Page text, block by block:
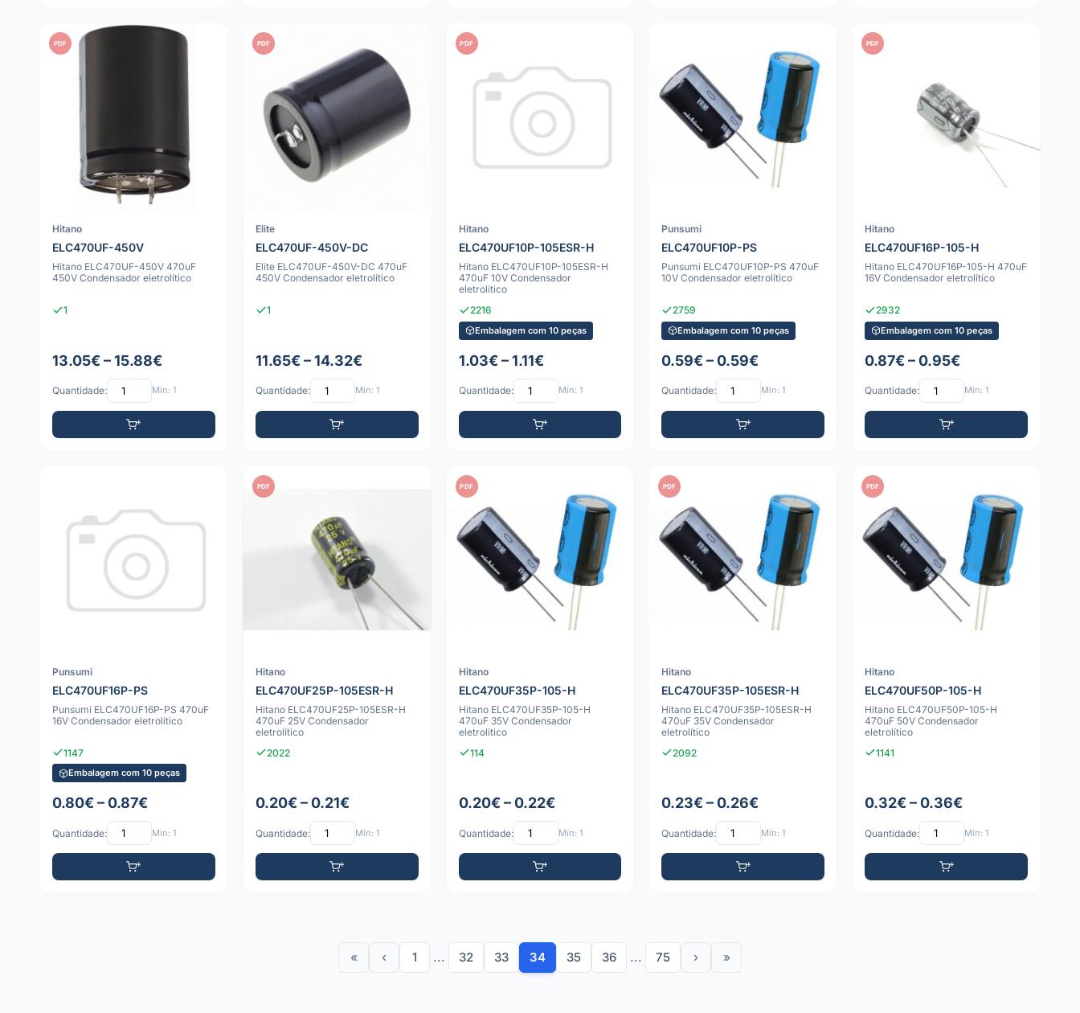
PDF
Hitano
ELC470UF-450V
Hitano ELC470UF-450V 470uF
450V Condensador eletrolítico
1
13.05€ – 15.88€
Quantidade: Mín: 1
PDF
Elite
ELC470UF-450V-DC
Elite ELC470UF-450V-DC 470uF
450V Condensador eletrolítico
1
11.65€ – 14.32€
Quantidade: Mín: 1
PDF
Hitano
ELC470UF10P-105ESR-H
Hitano ELC470UF10P-105ESR-H
470uF 10V Condensador
eletrolítico
2216
Embalagem com 10 peças
1.03€ – 1.11€
Quantidade: Mín: 1
Punsumi
ELC470UF10P-PS
Punsumi ELC470UF10P-PS 470uF
10V Condensador eletrolítico
2759
Embalagem com 10 peças
0.59€ – 0.59€
Quantidade: Mín: 1
PDF
Hitano
ELC470UF16P-105-H
Hitano ELC470UF16P-105-H 470uF
16V Condensador eletrolítico
2932
Embalagem com 10 peças
0.87€ – 0.95€
Quantidade: Mín: 1
Punsumi
ELC470UF16P-PS
Punsumi ELC470UF16P-PS 470uF
16V Condensador eletrolítico
1147
Embalagem com 10 peças
0.80€ – 0.87€
Quantidade: Mín: 1
PDF
Hitano
ELC470UF25P-105ESR-H
Hitano ELC470UF25P-105ESR-H
470uF 25V Condensador
eletrolítico
2022
0.20€ – 0.21€
Quantidade: Mín: 1
PDF
Hitano
ELC470UF35P-105-H
Hitano ELC470UF35P-105-H
470uF 35V Condensador
eletrolítico
114
0.20€ – 0.22€
Quantidade: Mín: 1
PDF
Hitano
ELC470UF35P-105ESR-H
Hitano ELC470UF35P-105ESR-H
470uF 35V Condensador
eletrolítico
2092
0.23€ – 0.26€
Quantidade: Mín: 1
PDF
Hitano
ELC470UF50P-105-H
Hitano ELC470UF50P-105-H
470uF 50V Condensador
eletrolítico
1141
0.32€ – 0.36€
Quantidade: Mín: 1
« ‹ 1 ... 32 33 34 35 36 ... 75 › »